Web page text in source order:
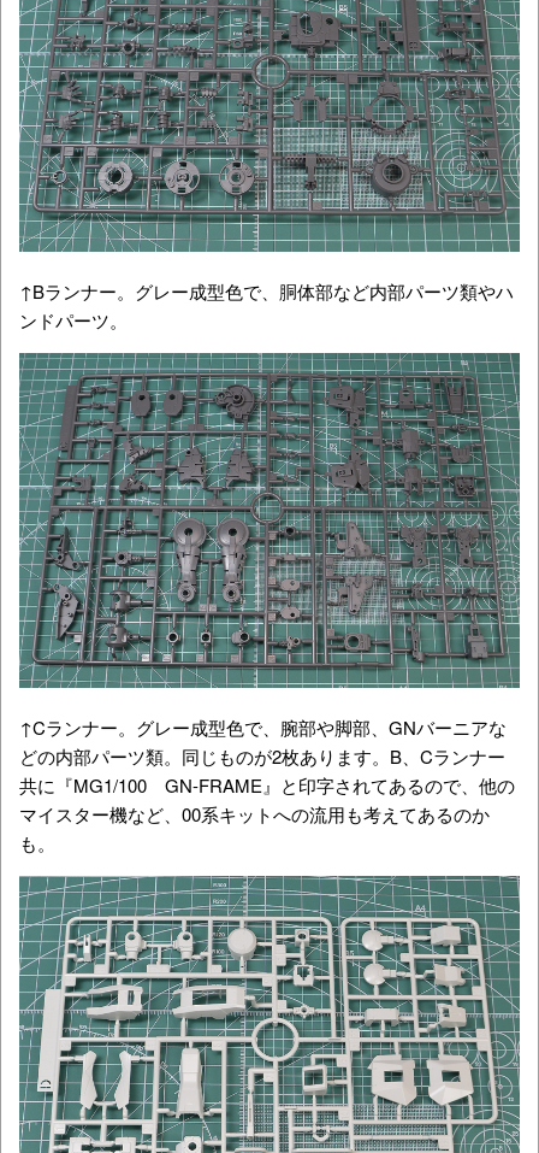
↑Bランナー。グレー成型色で、胴体部など内部パーツ類やハ
ンドパーツ。
↑Cランナー。グレー成型色で、腕部や脚部、GNバーニアな
どの内部パーツ類。同じものが2枚あります。B、Cランナー
共に『MG1/100 GN-FRAME』と印字されてあるので、他の
マイスター機など、00系キットへの流用も考えてあるのか
も。